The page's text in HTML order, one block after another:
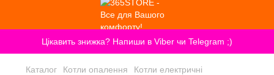
Цікавить знижка? Напиши в Viber чи Telegram ;)
Каталог Котли опалення Котли електричні